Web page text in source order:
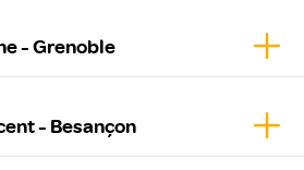
- Grenoble
- Besançon